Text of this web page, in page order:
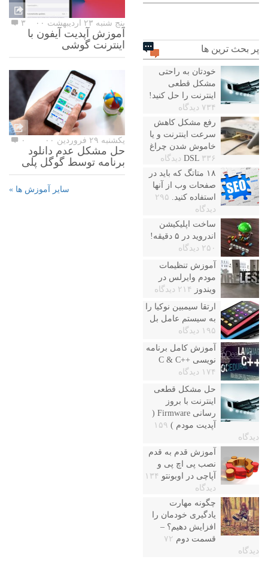
پر بحث ترین ها
خودتان به راحتی
مشکل قطعی
اینترنت را حل کنید!
۷۳۴ دیدگاه
رفع مشکل کاهش
سرعت اینترنت و یا
خاموش شدن چراغ
DSL ۳۳۶ دیدگاه
۱۸ متاتگ که باید در
صفحات وب از آنها
استفاده کنید. ۲۹۵
دیدگاه
ساخت اپلیکیشن
اندروید در ۵ دقیقه!
۲۵۰ دیدگاه
آموزش تنظیمات
مودم وایرلس در
ویندوز
۲۱۴ دیدگاه
ارتقا سیمبین نوکیا را
به سیستم عامل بل
۱۹۵ دیدگاه
آموزش کامل برنامه
نویسی ++C & C
۱۷۴ دیدگاه
حل مشکل قطعی
اینترنت با بروز
رسانی Firmware (
آپدیت مودم ) ۱۵۹
دیدگاه
آموزش قدم به قدم
نصب پی اچ پی و
آپاچی در اوبونتو ۱۳۴
دیدگاه
چگونه مهارت
یادگیری خودمان را
افزایش دهیم؟ –
قسمت دوم ۷۲
دیدگاه
پنج شنبه ۲۳ اردیبهشت ۰۰ ۳
آموزش آپدیت آیفون با
اینترنت گوشی
یکشنبه ۲۹ فروردین ۰۰ ۰
حل مشکل عدم دانلود
برنامه توسط گوگل پلی
سایر آموزش ها »